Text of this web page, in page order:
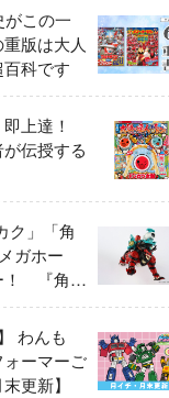
この一
版は大人
科です
即上達！
伝授する
ク」「角
ガホー
！ 『角醒
ホーン』
ート！
わんも
ーマーご
更新】